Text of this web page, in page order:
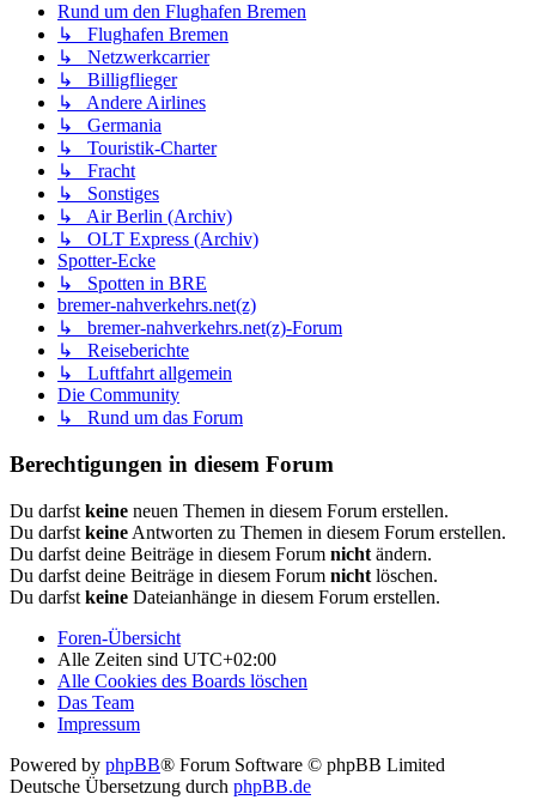
Rund um den Flughafen Bremen
↳ Flughafen Bremen
↳ Netzwerkcarrier
↳ Billigflieger
↳ Andere Airlines
↳ Germania
↳ Touristik-Charter
↳ Fracht
↳ Sonstiges
↳ Air Berlin (Archiv)
↳ OLT Express (Archiv)
Spotter-Ecke
↳ Spotten in BRE
bremer-nahverkehrs.net(z)
↳ bremer-nahverkehrs.net(z)-Forum
↳ Reiseberichte
↳ Luftfahrt allgemein
Die Community
↳ Rund um das Forum
Berechtigungen in diesem Forum
Du darfst keine neuen Themen in diesem Forum erstellen.
Du darfst keine Antworten zu Themen in diesem Forum erstellen.
Du darfst deine Beiträge in diesem Forum nicht ändern.
Du darfst deine Beiträge in diesem Forum nicht löschen.
Du darfst keine Dateianhänge in diesem Forum erstellen.
Foren-Übersicht
Alle Zeiten sind UTC+02:00
Alle Cookies des Boards löschen
Das Team
Impressum
Powered by phpBB® Forum Software © phpBB Limited
Deutsche Übersetzung durch phpBB.de